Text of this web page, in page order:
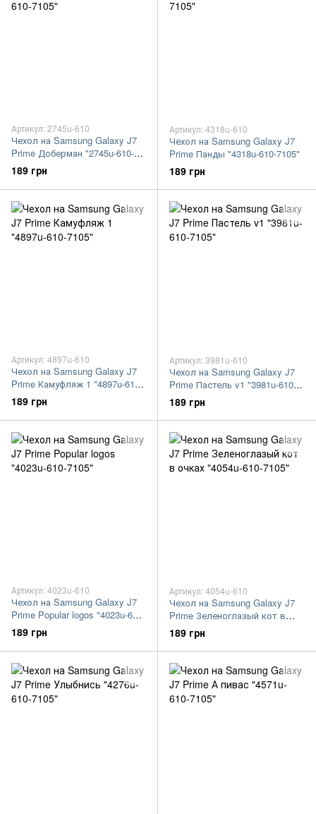
Артикул: 2745u-610
Чехол на Samsung Galaxy J7
Prime Доберман "2745u-610-
7105"
189 грн
Артикул: 4318u-610
Чехол на Samsung Galaxy J7
Prime Панды "4318u-610-7105"
189 грн
Артикул: 4897u-610
Чехол на Samsung Galaxy J7
Prime Камуфляж 1 "4897u-610-
7105"
189 грн
Артикул: 3981u-610
Чехол на Samsung Galaxy J7
Prime Пастель v1 "3981u-610-
7105"
189 грн
Артикул: 4023u-610
Чехол на Samsung Galaxy J7
Prime Popular logos "4023u-610-
7105"
189 грн
Артикул: 4054u-610
Чехол на Samsung Galaxy J7
Prime Зеленоглазый кот в
очках "4054u-610-7105"
189 грн